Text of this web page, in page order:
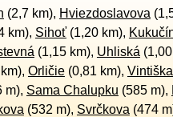
(2,7 km), Hviezdoslavova
km), Sihoť(1,20 km),
(1,15 km), Uhliská
Orličie(0,81 km), Vintiška
m), Sama Chalupku (585 m),
(532 m), Svrčkova (474